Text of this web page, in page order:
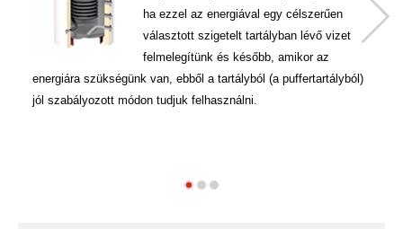
ha ezzel az energiával egy célszerűen
választott szigetelt tartályban lévő vizet
felmelegítünk és később, amikor az
energiára szükségünk van, ebből a tartályból (a puffertartályból)
jól szabályozott módon tudjuk felhasználni.